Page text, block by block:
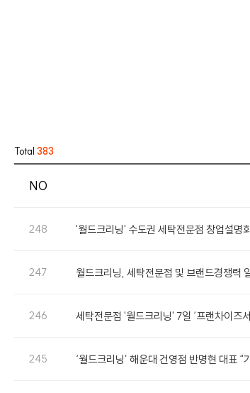
오시는길
Total 383
NO
248 '월드크리닝' 수도권 세탁전문점 창업설명
247 월드크리닝, 세탁전문점 및 브랜드경쟁력
246 세탁전문점 '월드크리닝' 7일 ‘프랜차이즈
245 ‘월드크리닝’ 해운대 건영점 반명현 대표